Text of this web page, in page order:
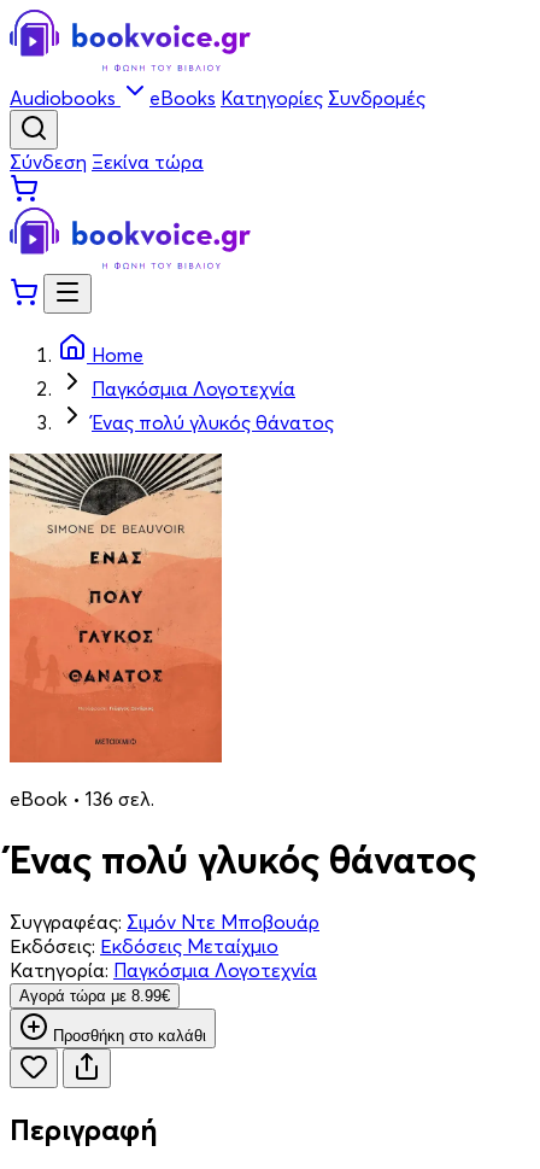
Audiobooks eBooks Κατηγορίες Συνδρομές
Σύνδεση Ξεκίνα τώρα
Home
Παγκόσμια Λογοτεχνία
Ένας πολύ γλυκός θάνατος
eBook • 136 σελ.
Ένας πολύ γλυκός θάνατος
Συγγραφέας: Σιμόν Ντε Μποβουάρ
Εκδόσεις: Εκδόσεις Μεταίχμιο
Κατηγορία: Παγκόσμια Λογοτεχνία
Aγορά τώρα με 8.99€
Προσθήκη στο καλάθι
Περιγραφή